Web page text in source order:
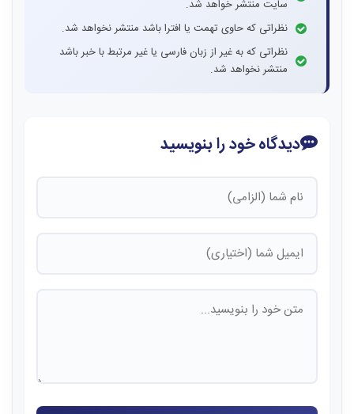
سایت منتشر خواهد شد.
نظراتی که حاوی تهمت یا افترا باشد منتشر نخواهد شد.
نظراتی که به غیر از زبان فارسی یا غیر مرتبط با خبر باشد
منتشر نخواهد شد.
دیدگاه خود را بنویسید